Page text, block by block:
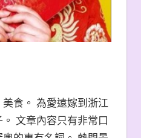
食。 為愛遠嫁到浙江
文章內容只有非常口